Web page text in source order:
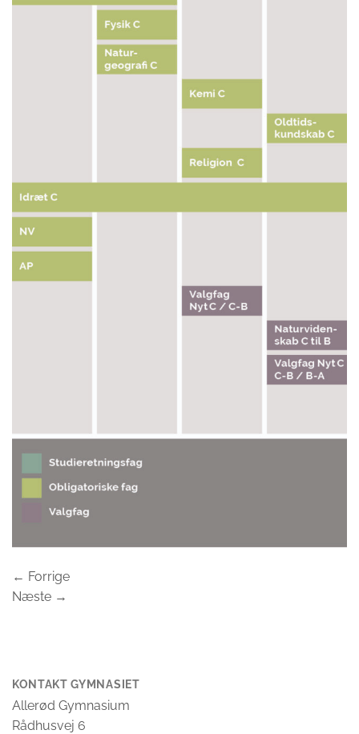
← Forrige
Næste →
KONTAKT GYMNASIET
Allerød Gymnasium
Rådhusvej 6